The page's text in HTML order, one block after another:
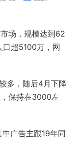
场，规模达到62
口超5100万，网
多，随后4月下降
保持在3000左
广告主跟19年同